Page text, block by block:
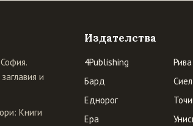
и
Книги
Издателства
4Publishing
Бард
Еднорог
Ера
Рива